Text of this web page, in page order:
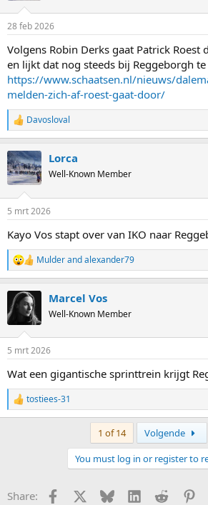
28 feb 2026
Volgens Robin Derks gaat Patrick Roest
en lijkt dat nog steeds bij Reggeborgh te
https://www.schaatsen.nl/nieuws/
melden-zich-af-roest-gaat-door/
R
e
c
t
i
s
Davosloval
Lorca
Well-Known Member
5 mrt 2026
Kayo Vos stapt over van IKO naar
R
e
c
t
s
Mulderandalexander79
Marcel Vos
Well-Known Member
5 mrt 2026
Wat een gigantische sprinttrein krijgt
R
e
s
tostiees-31
1 of 14 Volgende
You must log in or register to
Share: Facebook Bluesky LinkedInReddit